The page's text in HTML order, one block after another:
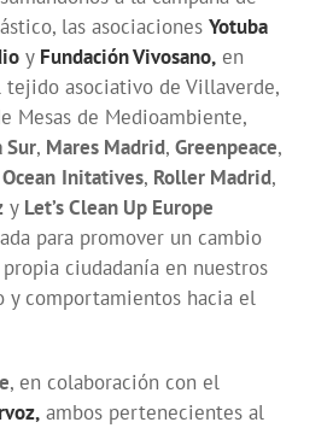
las asociaciones Yotuba
y Fundación Vivosano, en
asociativo de Villaverde,
Mesas de Medioambiente,
Sur, Mares Madrid, Greenpeace,
Initatives, Roller Madrid,
y Let’s Clean Up Europe
para promover un cambio
ciudadanía en nuestros
y comportamientos hacia el
, en colaboración con el
ambos pertenecientes al